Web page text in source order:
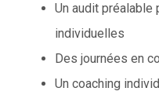
Un audit préalable
individuelles
Des journées en
Un coaching